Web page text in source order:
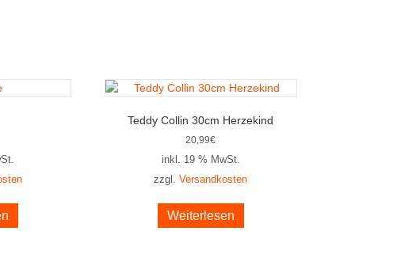
Teddy Collin 30cm Herzekind
20,99€
inkl. 19 % MwSt.
zzgl.Versandkosten
Weiterlesen